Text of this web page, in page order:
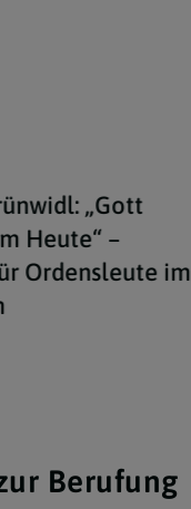
„Gott
Heute“ –
Ordensleute im
Berufung